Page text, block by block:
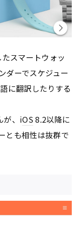
スマートウォッ
ダーでスケジュー
に翻訳したりする
が、iOS8.2以降に
とも相性は抜群で